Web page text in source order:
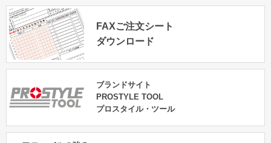
FAXご注文シート
ダウンロード
ブランドサイト
PROSTYLE TOOL
プロスタイル・ツール